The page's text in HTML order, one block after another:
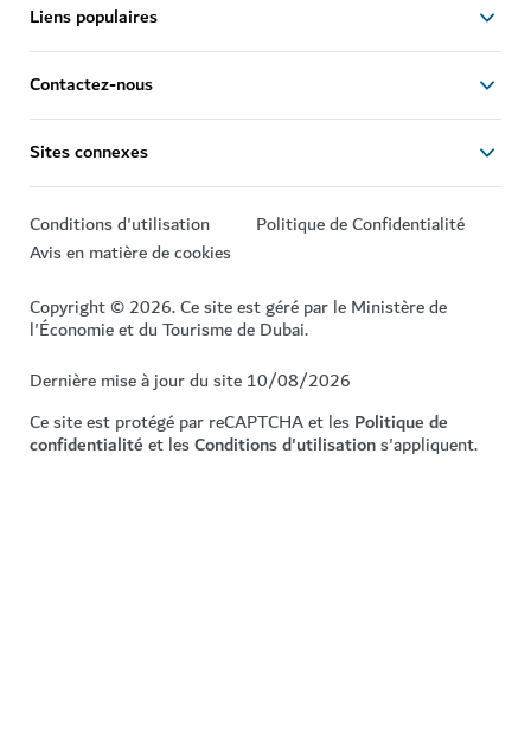
Liens populaires
Contactez-nous
Sites connexes
Conditions d'utilisation
Politique de Confidentialité
Avis en matière de cookies
Copyright © 2026. Ce site est géré par le Ministère de
l'Économie et du Tourisme de Dubai.
Dernière mise à jour du site 10/08/2026
Ce site est protégé par reCAPTCHA et lesPolitique de
confidentialitéet lesConditions d'utilisations'appliquent.